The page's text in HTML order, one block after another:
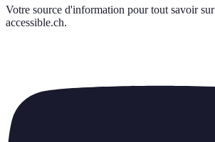
Votre source d'information pour tout savoir sur
accessible.ch.